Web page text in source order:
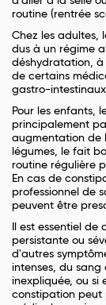
routine (rentrée
Chez les adultes,
dus à un régime
déshydratation, à
de certains
gastro-
Pour les enfants,
principalement
augmentation de
légumes, le fait
routine régulière
En cas de
professionnel de
peuvent être
Il est essentiel
persistante ou
d'autres
intenses, du sang
inexpliquée, ou si
constipation peut